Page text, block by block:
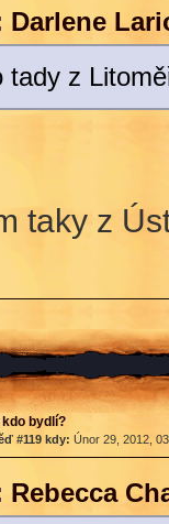
Darlene
tady z
taky z
kdo bydlí?
#119 kdy: Únor 29, 2012,
Rebecca